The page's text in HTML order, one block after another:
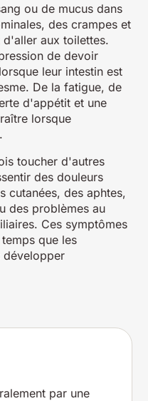
ou de mucus dans
des crampes et
aux toilettes.
de devoir
leur intestin est
De la fatigue, de
d'appétit et une
lorsque
toucher d'autres
des douleurs
cutanées, des aphtes,
des problèmes au
Ces symptômes
que les
développer
par une